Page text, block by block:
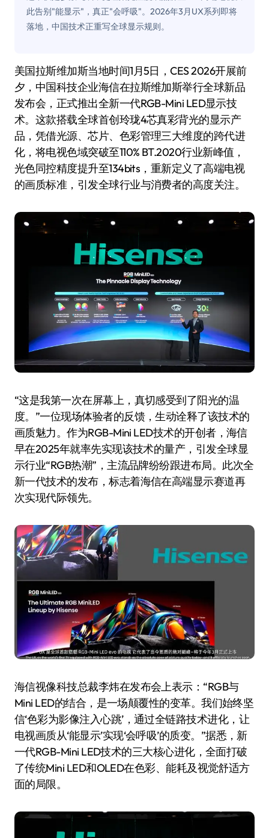
此告别"能显示"，真正"会呼吸"。2026年3月UX系列即将
落地，中国技术正重写全球显示规则。
美国拉斯维加斯当地时间1月5日，CES 2026开展前
夕，中国科技企业海信在拉斯维加斯举行全球新品
发布会，正式推出全新一代RGB-Mini LED显示技
术。这款搭载全球首创玲珑4芯真彩背光的显示产
品，凭借光源、芯片、色彩管理三大维度的跨代进
化，将电视色域突破至110% BT.2020行业新峰值，
光色同控精度提升至134bits，重新定义了高端电视
的画质标准，引发全球行业与消费者的高度关注。
“这是我第一次在屏幕上，真切感受到了阳光的温
度。”一位现场体验者的反馈，生动诠释了该技术的
画质魅力。作为RGB-Mini LED技术的开创者，海信
早在2025年就率先实现该技术的量产，引发全球显
示行业“RGB热潮”，主流品牌纷纷跟进布局。此次全
新一代技术的发布，标志着海信在高端显示赛道再
次实现代际领先。
海信视像科技总裁李炜在发布会上表示：“RGB与
Mini LED的结合，是一场颠覆性的变革。我们始终坚
信‘色彩为影像注入心跳’，通过全链路技术进化，让
电视画质从‘能显示’实现‘会呼吸’的质变。”据悉，新
一代RGB-Mini LED技术的三大核心进化，全面打破
了传统Mini LED和OLED在色彩、能耗及视觉舒适方
面的局限。